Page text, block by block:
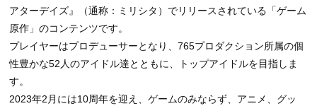
アターデイズ』（通称：ミリシタ）でリリースされている「ゲーム
原作」のコンテンツです。
プレイヤーはプロデューサーとなり、765プロダクション所属の個
性豊かな52人のアイドル達とともに、トップアイドルを目指しま
す。
2023年2月には10周年を迎え、ゲームのみならず、アニメ、グッ